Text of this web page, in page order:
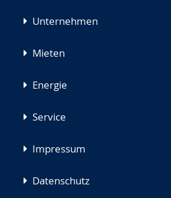
Unternehmen
Mieten
Energie
Service
Impressum
Datenschutz